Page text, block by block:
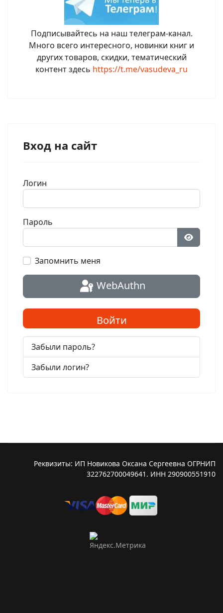
Подписывайтесь на наш телеграм-канал.
Много всего интересного, новинки книг и
других товаров, скидки, тематический
контент здесь https://t.me/vasudeva_ru
Вход на сайт
Логин
Пароль
Запомнить меня
WebAuthn
Войти
Забыли пароль?
Забыли логин?
Реквизиты: ИП Новикова Оксана Сергеевна ОГРНИП
322762700049641. ИНН 290900551910